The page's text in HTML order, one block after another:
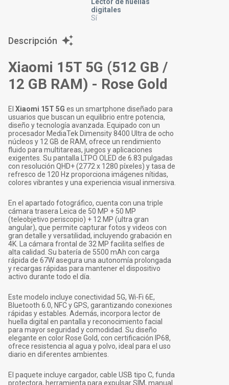
digitales
Sí
Descripción
Xiaomi 15T 5G (512 GB /
12 GB RAM) - Rose Gold
El Xiaomi 15T 5G es un smartphone diseñado para
usuarios que buscan un equilibrio entre potencia,
diseño y tecnología avanzada. Equipado con un
procesador MediaTek Dimensity 8400 Ultra de ocho
núcleos y 12 GB de RAM, ofrece un rendimiento
fluido para multitareas, juegos y aplicaciones
exigentes. Su pantalla LTPO OLED de 6.83 pulgadas
con resolución QHD+ (2772 x 1280 píxeles) y tasa de
refresco de 120 Hz proporciona imágenes nítidas,
colores vibrantes y una experiencia visual inmersiva.
En el apartado fotográfico, cuenta con una triple
cámara trasera Leica de 50 MP + 50 MP
(teleobjetivo periscopio) + 12 MP (ultra gran
angular), que permite capturar fotos y videos con
gran detalle y versatilidad, incluyendo grabación en
4K. La cámara frontal de 32 MP facilita selfies de
alta calidad. Su batería de 5500 mAh con carga
rápida de 67W asegura una autonomía prolongada
y recargas rápidas para mantener el dispositivo
activo durante todo el día.
Este modelo incluye conectividad 5G, Wi-Fi 6E,
Bluetooth 6.0, NFC y GPS, garantizando conexiones
rápidas y estables. Además, incorpora lector de
huella digital en pantalla y reconocimiento facial
para mayor seguridad y comodidad. Su diseño
elegante en color Rose Gold, con certificación IP68,
ofrece resistencia al agua y polvo, ideal para el uso
diario en diferentes ambientes.
El paquete incluye cargador, cable USB tipo C, funda
protectora, herramienta para expulsar SIM, manual